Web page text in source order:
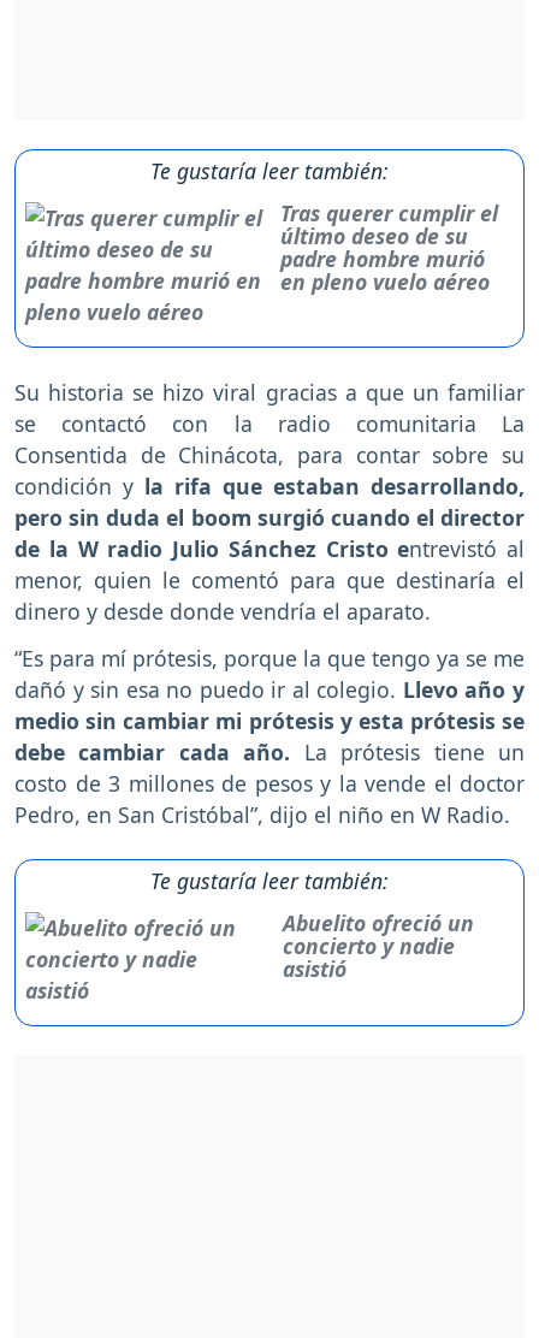
Te gustaría leer también:
Tras querer cumplir el
último deseo de su
padre hombre murió
en pleno vuelo aéreo
Su historia se hizo viral gracias a que un familiar
se contactó con la radio comunitaria La
Consentida de Chinácota, para contar sobre su
condición y la rifa que estaban desarrollando,
pero sin duda el boom surgió cuando el director
de la W radio Julio Sánchez Cristo entrevistó al
menor, quien le comentó para que destinaría el
dinero y desde donde vendría el aparato.
“Es para mí prótesis, porque la que tengo ya se me
dañó y sin esa no puedo ir al colegio. Llevo año y
medio sin cambiar mi prótesis y esta prótesis se
debe cambiar cada año. La prótesis tiene un
costo de 3 millones de pesos y la vende el doctor
Pedro, en San Cristóbal”, dijo el niño en W Radio.
Te gustaría leer también:
Abuelito ofreció un
concierto y nadie
asistió